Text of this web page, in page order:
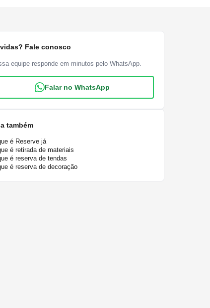
Fale conosco
equipe responde em minutos pelo WhatsApp.
Falar no WhatsApp
também
é Reserve já
é retirada de materiais
é reserva de tendas
é reserva de decoração